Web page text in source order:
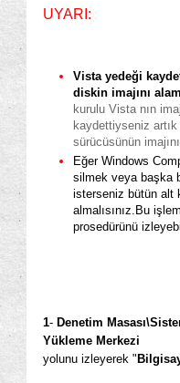
UYARI:
Vista yedeği
diskin imajını
kurulu Vista nın
kaydettiyseniz
sürücüsünün
Eğer Windows
silmek veya başka
isterseniz bütün alt
almalısınız. Bu
prosedürünü
1- Denetim
Yükleme Merkezi
yolunu izleyerek "